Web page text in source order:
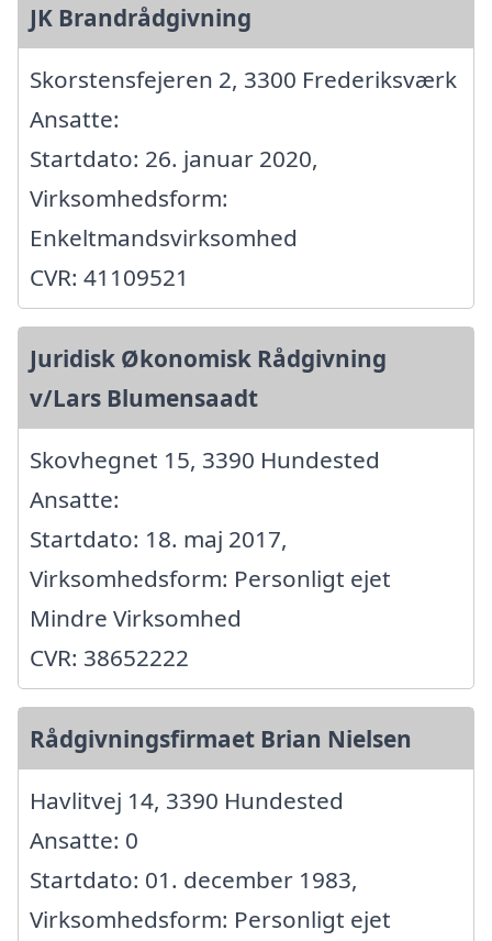
JK Brandrådgivning
Skorstensfejeren 2, 3300 Frederiksværk
Ansatte:
Startdato: 26. januar 2020,
Virksomhedsform:
Enkeltmandsvirksomhed
CVR: 41109521
Juridisk Økonomisk Rådgivning
v/Lars Blumensaadt
Skovhegnet 15, 3390 Hundested
Ansatte:
Startdato: 18. maj 2017,
Virksomhedsform: Personligt ejet
Mindre Virksomhed
CVR: 38652222
Rådgivningsfirmaet Brian Nielsen
Havlitvej 14, 3390 Hundested
Ansatte: 0
Startdato: 01. december 1983,
Virksomhedsform: Personligt ejet